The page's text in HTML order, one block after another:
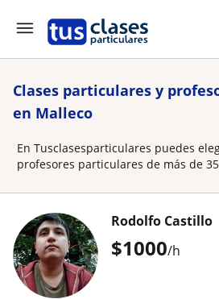
Clases particulares y
en Malleco
En Tusclasesparticulares puedes
profesores particulares de más de
$1000/h
Rodolfo Castillo